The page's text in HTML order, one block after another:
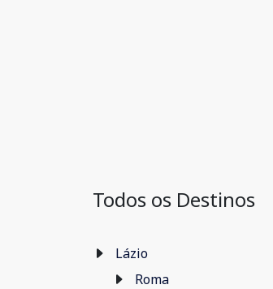
Todos os Destinos
Lázio
Roma